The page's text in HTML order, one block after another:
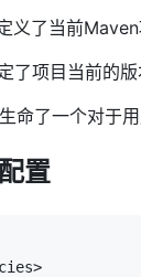
了当前Maven
了项目当前的版
命了一个对于
置